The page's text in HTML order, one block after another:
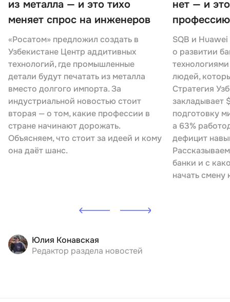
из металла — и это тихо
меняет спрос на инженеров
«Росатом» предложил создать в
Узбекистане Центр аддитивных
технологий, где промышленные
детали будут печатать из металла
вместо долгого импорта. За
индустриальной новостью стоит
вторая — о том, какие профессии в
стране начинают дорожать.
Объясняем, что стоит за идеей и кому
она даёт шанс.
нет — и
профессию
SQB и
о развитии
людей,
Стратегия
закладывает
подготовку
а 63%
дефицит
банки и с
начать смену
Юлия Конавская
Редактор раздела новостей